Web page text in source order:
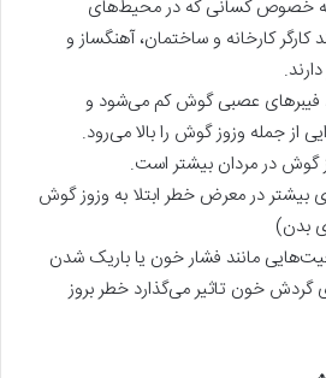
خصوص کسانی که در محیط‌های
کارگر کارخانه و ساختمان، آهنگساز و
فیبرهای عصبی گوش کم می‌شود و
از جمله وزوز گوش را بالا می‌رود.
گوش در مردان بیشتر است.
بیشتر در معرض خطر ابتلا به وزوز گوش
بدن)
مانند فشار خون یا باریک شدن
گردش خون تاثیر می‌گذارد خطر بروز